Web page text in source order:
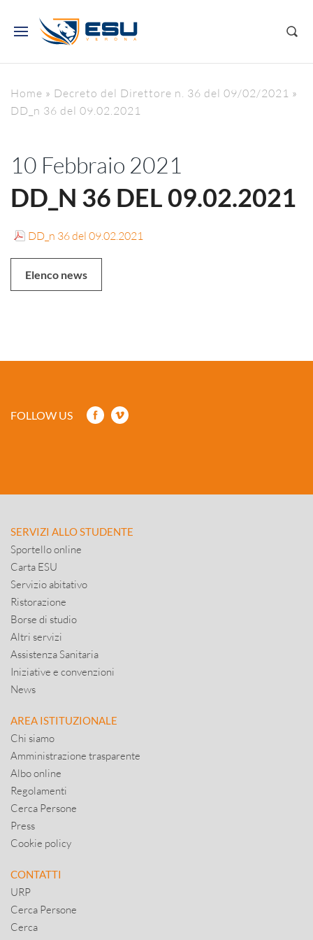
Home » Decreto del Direttore n. 36 del 09/02/2021 »
DD_n 36 del 09.02.2021
10 Febbraio 2021
DD_N 36 DEL 09.02.2021
DD_n 36 del 09.02.2021
Elenco news
FOLLOW US
SERVIZI ALLO STUDENTE
Sportello online
Carta ESU
Servizio abitativo
Ristorazione
Borse di studio
Altri servizi
Assistenza Sanitaria
Iniziative e convenzioni
News
AREA ISTITUZIONALE
Chi siamo
Amministrazione trasparente
Albo online
Regolamenti
Cerca Persone
Press
Cookie policy
CONTATTI
URP
Cerca Persone
Cerca